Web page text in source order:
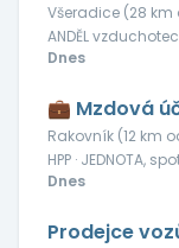
Všeradice (28
ANDĚL
Dnes
💼 Mzdová
Rakovník (12 km
HPP · JEDNOTA,
Dnes
Prodejce